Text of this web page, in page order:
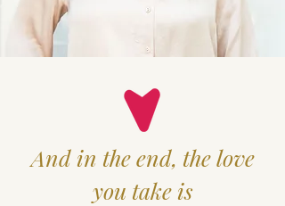
And in the end, the love
you take is